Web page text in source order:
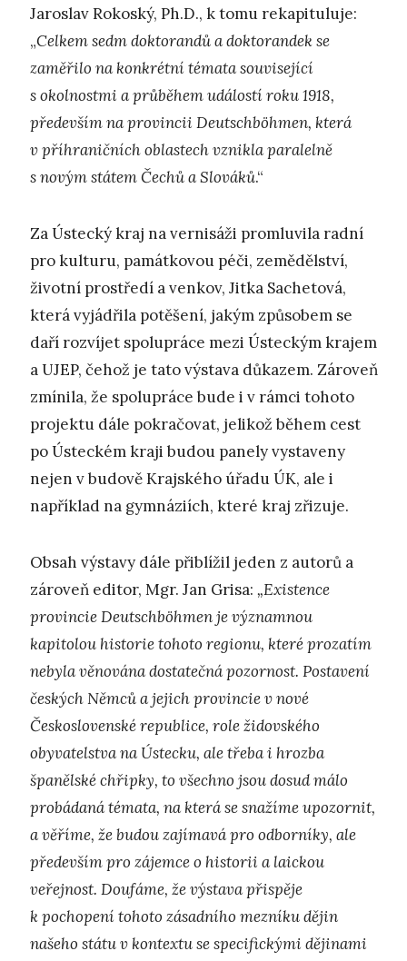
Jaroslav Rokoský, Ph.D., k tomu rekapituluje:
„Celkem sedm doktorandů a doktorandek se
zaměřilo na konkrétní témata související
s okolnostmi a průběhem událostí roku 1918,
především na provincii Deutschböhmen, která
v příhraničních oblastech vznikla paralelně
s novým státem Čechů a Slováků.“
Za Ústecký kraj na vernisáži promluvila radní
pro kulturu, památkovou péči, zemědělství,
životní prostředí a venkov, Jitka Sachetová,
která vyjádřila potěšení, jakým způsobem se
daří rozvíjet spolupráce mezi Ústeckým krajem
a UJEP, čehož je tato výstava důkazem. Zároveň
zmínila, že spolupráce bude i v rámci tohoto
projektu dále pokračovat, jelikož během cest
po Ústeckém kraji budou panely vystaveny
nejen v budově Krajského úřadu ÚK, ale i
například na gymnáziích, které kraj zřizuje.
Obsah výstavy dále přiblížil jeden z autorů a
zároveň editor, Mgr. Jan Grisa: „Existence
provincie Deutschböhmen je významnou
kapitolou historie tohoto regionu, které prozatím
nebyla věnována dostatečná pozornost. Postavení
českých Němců a jejich provincie v nové
Československé republice, role židovského
obyvatelstva na Ústecku, ale třeba i hrozba
španělské chřipky, to všechno jsou dosud málo
probádaná témata, na která se snažíme upozornit,
a věříme, že budou zajímavá pro odborníky, ale
především pro zájemce o historii a laickou
veřejnost. Doufáme, že výstava přispěje
k pochopení tohoto zásadního mezníku dějin
našeho státu v kontextu se specifickými dějinami